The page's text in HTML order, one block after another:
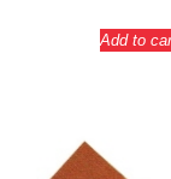
Add to